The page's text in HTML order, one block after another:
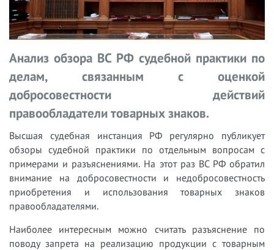
Анализ обзора ВС РФ судебной практики по
делам, связанным с оценкой
добросовестности действий
правообладатели товарных знаков.
Высшая судебная инстанция РФ регулярно публикует
обзоры судебной практики по отдельным вопросам с
примерами и разъяснениями. На этот раз ВС РФ обратил
внимание на добросовестности и недобросовестность
приобретения и использования товарных знаков
правообладателями.
Наиболее интересным можно считать разъяснение по
поводу запрета на реализацию продукции с товарным